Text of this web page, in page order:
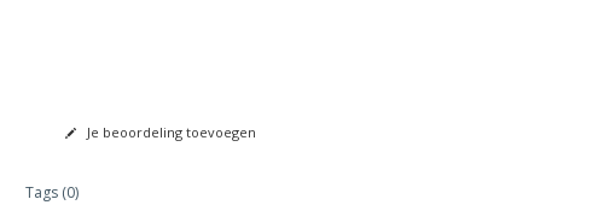
Je beoordeling toevoegen
Tags (0)